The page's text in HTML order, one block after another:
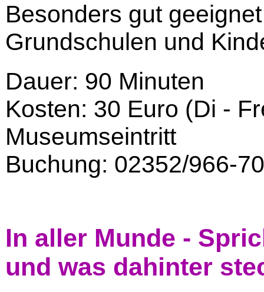
Besonders gut
Grundschulen und
Dauer: 90 Minuten
Kosten: 30 Euro (Di -
Museumseintritt
Buchung: 02352/966-
In aller Munde -
und was dahinter